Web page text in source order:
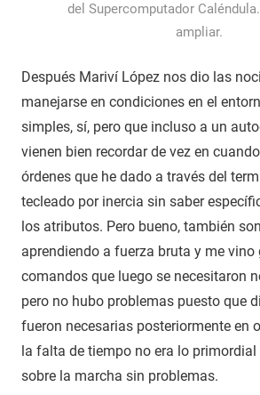
del Supercomputador
ampliar.
Después Mariví López nos dio las
manejarse en condiciones en el
simples, sí, pero que incluso a un
vienen bien recordar de vez en
órdenes que he dado a través del
tecleado por inercia sin saber
los atributos. Pero bueno, también
aprendiendo a fuerza bruta y me vino
comandos que luego se necesitaron
pero no hubo problemas puesto que
fueron necesarias posteriormente en
la falta de tiempo no era lo primordial
sobre la marcha sin problemas.